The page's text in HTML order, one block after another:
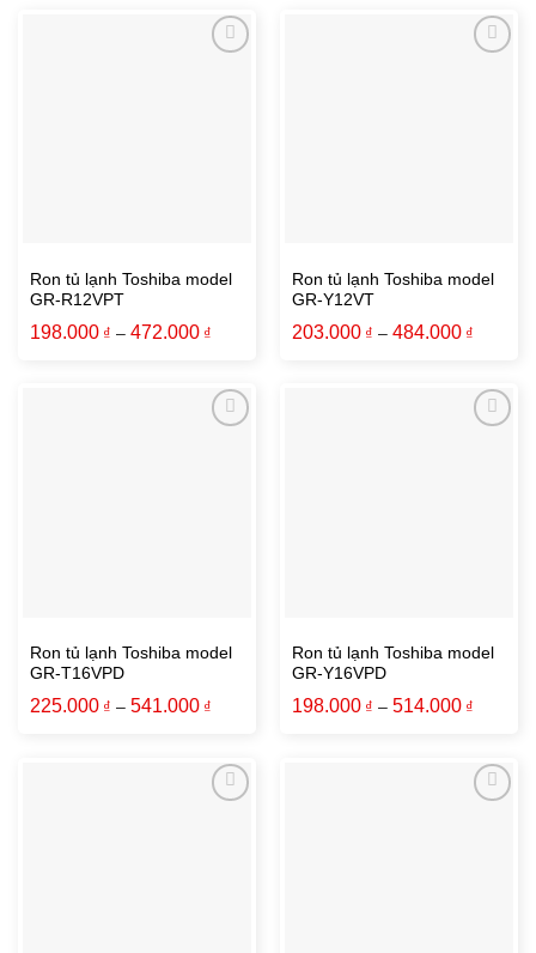
Ron tủ lạnh Toshiba model
GR-R12VPT
198.000 ₫ – 472.000 ₫
Ron tủ lạnh Toshiba model
GR-Y12VT
203.000 ₫ – 484.000 ₫
Ron tủ lạnh Toshiba model
GR-T16VPD
225.000 ₫ – 541.000 ₫
Ron tủ lạnh Toshiba model
GR-Y16VPD
198.000 ₫ – 514.000 ₫